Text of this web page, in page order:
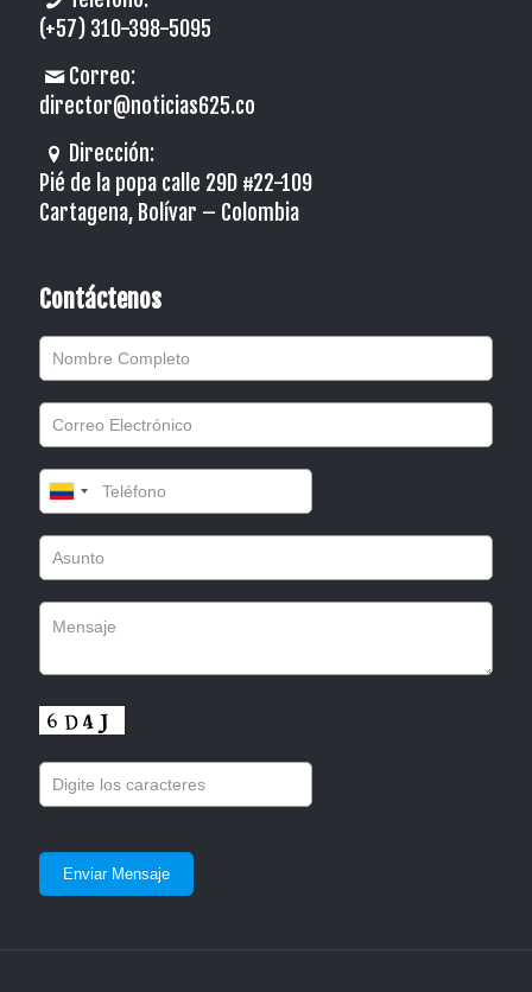
(+57) 310-398-5095
Correo:
director@noticias625.co
Dirección:
Pié de la popa calle 29D #22-109
Cartagena, Bolívar – Colombia
Contáctenos